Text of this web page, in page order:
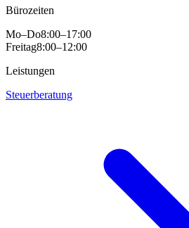
Bürozeiten
Mo–Do8:00–17:00
Freitag8:00–12:00
Leistungen
Steuerberatung